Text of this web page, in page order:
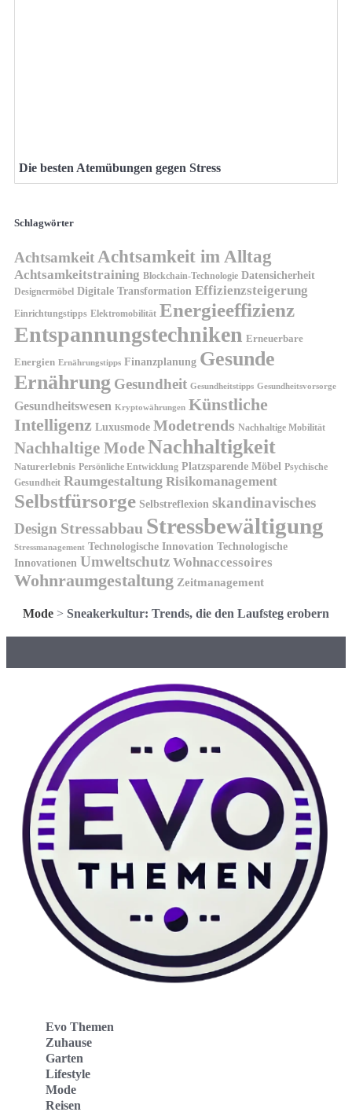
Die besten Atemübungen gegen Stress
Schlagwörter
AchtsamkeitAchtsamkeit im Alltag
Achtsamkeitstraining Blockchain-Technologie Datensicherheit
Designermöbel Digitale Transformation Effizienzsteigerung
Einrichtungstipps Elektromobilität Energieeffizienz
Entspannungstechniken Erneuerbare
Energien Ernährungstipps Finanzplanung Gesunde
Ernährung Gesundheit Gesundheitstipps Gesundheitsvorsorge
Gesundheitswesen Kryptowährungen Künstliche
Intelligenz Luxusmode Modetrends Nachhaltige Mobilität
Nachhaltige ModeNachhaltigkeit
Naturerlebnis Persönliche Entwicklung Platzsparende Möbel Psychische
Gesundheit Raumgestaltung Risikomanagement
Selbstfürsorge Selbstreflexion skandinavisches
Design Stressabbau Stressbewältigung
Stressmanagement Technologische Innovation Technologische
Innovationen Umweltschutz Wohnaccessoires
Wohnraumgestaltung Zeitmanagement
Mode > Sneakerkultur: Trends, die den Laufsteg erobern
Evo Themen
Zuhause
Garten
Lifestyle
Mode
Reisen